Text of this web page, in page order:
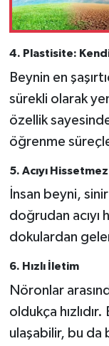
4. Plastisite:
Beynin en
sürekli olarak
özellik
öğrenme
5. Acıyı Hissetmez
İnsan beyni,
doğrudan
dokulardan
6. Hızlı İletim
Nöronlar
oldukça
ulaşabilir, bu da